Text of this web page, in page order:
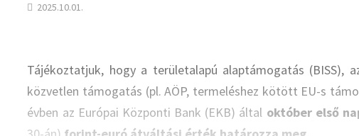
2025.10.01.
Tájékoztatjuk, hogy a területalapú alaptámogatás (BISS),
közvetlen támogatás (pl. AÖP, termeléshez kötött EU-s
évben az Európai Központi Bank (EKB) által október első